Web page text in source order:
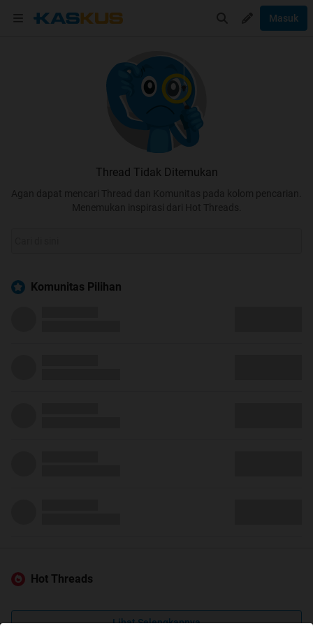
Masuk
Thread Tidak Ditemukan
Agan dapat mencari Thread dan Komunitas pada kolom pencarian.
Menemukan inspirasi dari Hot Threads.
Komunitas Pilihan
Hot Threads
Lihat Selengkapnya